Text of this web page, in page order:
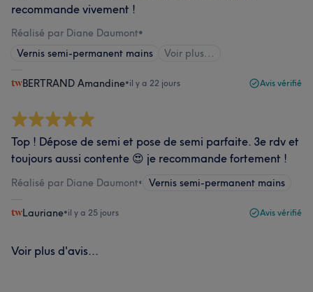
recommande vivement !
Réalisé par Diane Daumont•
Vernis semi-permanent mains
Voir plus...
BERTRAND Amandine•il y a 22 jours Avis vérifié
Top ! Dépose de semi et pose de semi parfaite. 3e rdv et
toujours aussi contente 😍 je recommande fortement !
Réalisé par Diane Daumont• Vernis semi-permanent mains
Lauriane•il y a 25 jours Avis vérifié
Voir plus d'avis...